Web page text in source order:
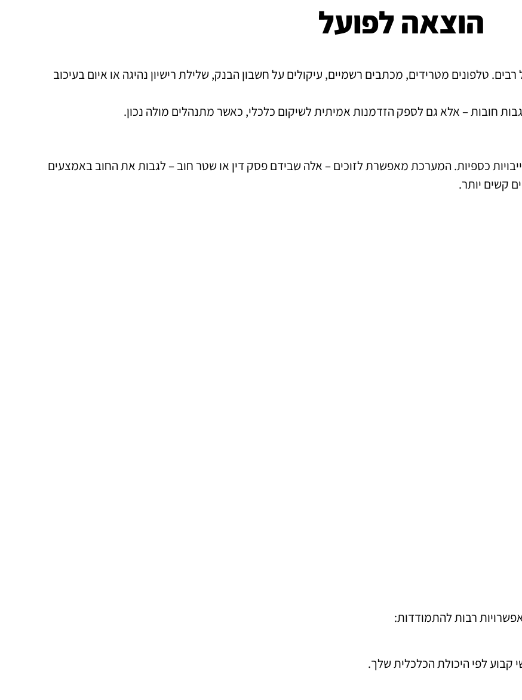
הוצאה לפועל
טלפונים מטרידים, מכתבים רשמיים, עיקולים על חשבון הבנק, שלילת רישיון נהיגה או איום בעיכוב
חובות – אלא גם לספק הזדמנות אמיתית לשיקום כלכלי, כאשר מתנהלים מולה נכון.
כספיות. המערכת מאפשרת לזוכים – אלה שבידם פסק דין או שטר חוב – לגבות את החוב באמצעים
קשים יותר.
רבות להתמודדות:
קבוע לפי היכולת הכלכלית שלך.